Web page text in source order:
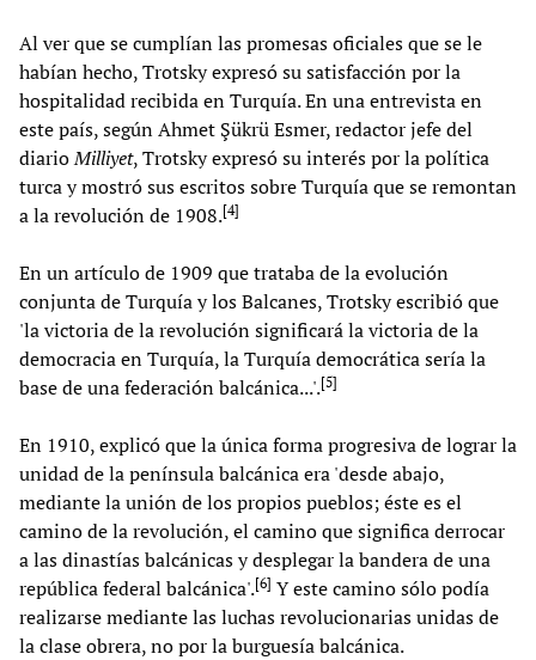
Al ver que se cumplían las promesas oficiales que se le
habían hecho, Trotsky expresó su satisfacción por la
hospitalidad recibida en Turquía. En una entrevista en
este país, según Ahmet Şükrü Esmer, redactor jefe del
diarioMilliyet, Trotsky expresó su interés por la política
turca y mostró sus escritos sobre Turquía que se remontan
a la revolución de 1908.[4]
En un artículo de 1909 que trataba de la evolución
conjunta de Turquía y los Balcanes, Trotsky escribió que
'la victoria de la revolución significará la victoria de la
democracia en Turquía, la Turquía democrática sería la
base de una federación balcánica...'.[5]
En 1910, explicó que la única forma progresiva de lograr la
unidad de la península balcánica era 'desde abajo,
mediante la unión de los propios pueblos; éste es el
camino de la revolución, el camino que significa derrocar
a las dinastías balcánicas y desplegar la bandera de una
república federal balcánica'.[6] Y este camino sólo podía
realizarse mediante las luchas revolucionarias unidas de
la clase obrera, no por la burguesía balcánica.